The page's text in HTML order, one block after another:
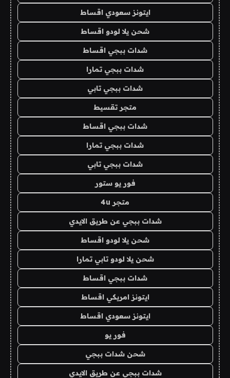
ايتونز سعودي اقساط
شحن يلا لودو اقساط
شدات ببجي اقساط
شدات ببجي تمارا
شدات ببجي تابي
متجر تقسيط
شدات ببجي اقساط
شدات ببجي تمارا
شدات ببجي تابي
فور يو ستور
متجر 4u
شدات ببجي عن طريق الايدي
شحن يلا لودو اقساط
شحن يلا لودو تابي تمارا
شدات ببجي اقساط
ايتونز امريكي اقساط
ايتونز سعودي اقساط
فور يو
شحن شدات ببجي
شدات ببجي عن طريق الايدي